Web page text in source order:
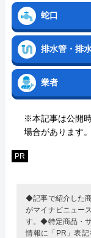
蛇口
排水管・排
業者
※本記事は公開
場合があります
PR
◆記事で紹介した
がマイナビニュー
す。◆特定商品・
情報に「PR」表